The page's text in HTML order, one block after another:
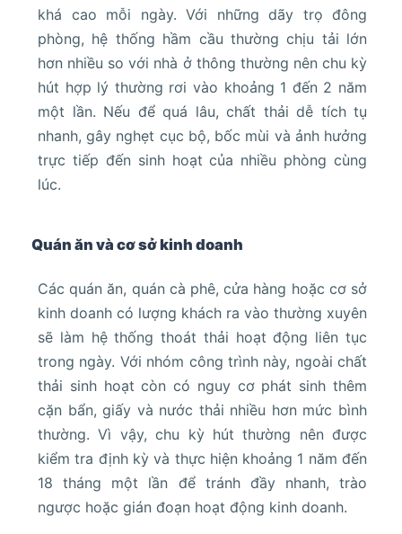
khá cao mỗi ngày. Với những dãy trọ đông
phòng, hệ thống hầm cầu thường chịu tải lớn
hơn nhiều so với nhà ở thông thường nên chu kỳ
hút hợp lý thường rơi vào khoảng 1 đến 2 năm
một lần. Nếu để quá lâu, chất thải dễ tích tụ
nhanh, gây nghẹt cục bộ, bốc mùi và ảnh hưởng
trực tiếp đến sinh hoạt của nhiều phòng cùng
lúc.
Quán ăn và cơ sở kinh doanh
Các quán ăn, quán cà phê, cửa hàng hoặc cơ sở
kinh doanh có lượng khách ra vào thường xuyên
sẽ làm hệ thống thoát thải hoạt động liên tục
trong ngày. Với nhóm công trình này, ngoài chất
thải sinh hoạt còn có nguy cơ phát sinh thêm
cặn bẩn, giấy và nước thải nhiều hơn mức bình
thường. Vì vậy, chu kỳ hút thường nên được
kiểm tra định kỳ và thực hiện khoảng 1 năm đến
18 tháng một lần để tránh đầy nhanh, trào
ngược hoặc gián đoạn hoạt động kinh doanh.